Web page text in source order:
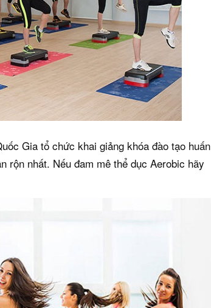
Gia tổ chức khai giảng khóa đào tạo huấn
rộn nhất. Nếu đam mê thể dục Aerobic hãy